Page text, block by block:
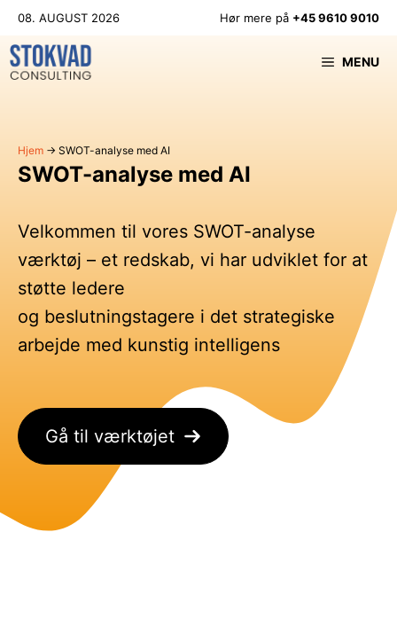
Hop
indhold
08. AUGUST 2026 Hør mere på +45 9610 9010
MENU
Hjem → SWOT-analyse med AI
SWOT-analyse med AI
Velkommen til vores SWOT-analyse
værktøj – et redskab, vi har udviklet for at
støtte ledere
og beslutningstagere i det strategiske
arbejde med kunstig intelligens
Gå til værktøjet